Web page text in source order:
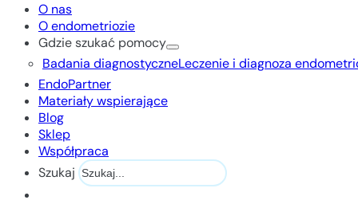
O nas
O endometriozie
Gdzie szukać pomocy
Badania diagnostyczneLeczenie i diagnoza
EndoPartner
Materiały wspierające
Blog
Sklep
Współpraca
Szukaj